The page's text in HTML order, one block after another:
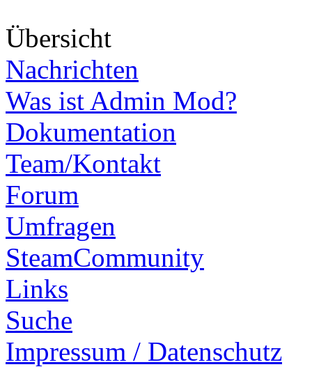
Übersicht
Nachrichten
Was ist Admin Mod?
Dokumentation
Team/Kontakt
Forum
Umfragen
SteamCommunity
Links
Suche
Impressum / Datenschutz